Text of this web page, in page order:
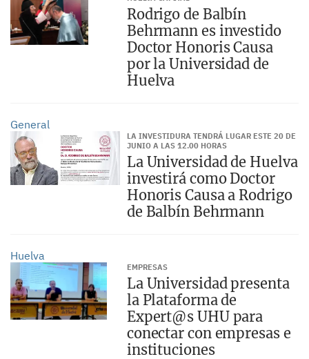
Rodrigo de Balbín
Behrmann es investido
Doctor Honoris Causa
por la Universidad de
Huelva
General
LA INVESTIDURA TENDRÁ LUGAR ESTE 20 DE
JUNIO A LAS 12.00 HORAS
La Universidad de Huelva
investirá como Doctor
Honoris Causa a Rodrigo
de Balbín Behrmann
Huelva
EMPRESAS
La Universidad presenta
la Plataforma de
Expert@s UHU para
conectar con empresas e
instituciones